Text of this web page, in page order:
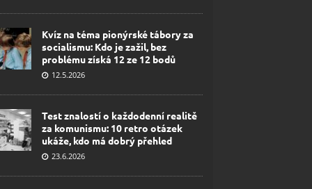
Kvíz na téma pionýrské tábory za
socialismu: Kdo je zažil, bez
problému získá 12 ze 12 bodů
12.5.2026
Test znalostí o každodenní realitě
za komunismu: 10 retro otázek
ukáže, kdo má dobrý přehled
23.6.2026